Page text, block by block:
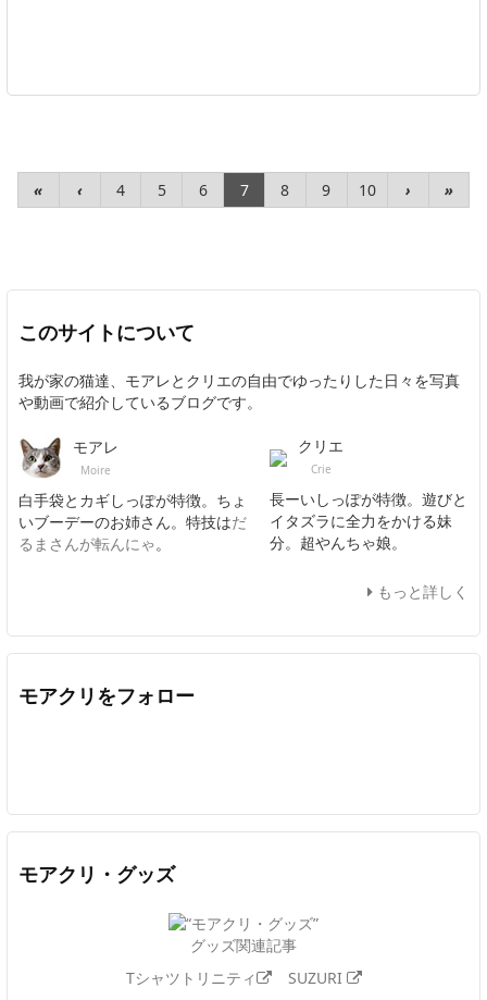
« ‹ 4 5 6 7 8 9 10 › »
このサイトについて
我が家の猫達、モアレとクリエの自由でゆったりした日々を写真
や動画で紹介しているブログです。
モアレ
Moire
白手袋とカギしっぽが特徴。ちょ
いブーデーのお姉さん。特技はだ
るまさんが転んにゃ。
クリエ
Crie
長ーいしっぽが特徴。遊びと
イタズラに全力をかける妹
分。超やんちゃ娘。
もっと詳しく
モアクリをフォロー
モアクリ・グッズ
グッズ関連記事
Tシャツトリニティ
SUZURI